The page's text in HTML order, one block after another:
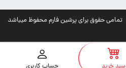
تمامی حقوق برای پرشین فارم محفوظ میباشد